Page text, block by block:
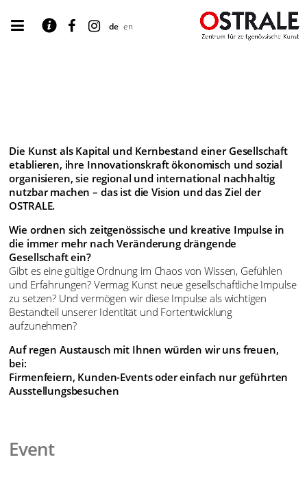
de en
Die Kunst als Kapital und Kernbestand einer Gesellschaft
etablieren, ihre Innovationskraft ökonomisch und sozial
organisieren, sie regional und international nachhaltig
nutzbar machen – das ist die Vision und das Ziel der
OSTRALE.
Wie ordnen sich zeitgenössische und kreative Impulse in
die immer mehr nach Veränderung drängende
Gesellschaft ein?
Gibt es eine gültige Ordnung im Chaos von Wissen, Gefühlen
und Erfahrungen? Vermag Kunst neue gesellschaftliche Impulse
zu setzen? Und vermögen wir diese Impulse als wichtigen
Bestandteil unserer Identität und Fortentwicklung
aufzunehmen?
Auf regen Austausch mit Ihnen würden wir uns freuen,
bei:
Firmenfeiern, Kunden-Events oder einfach nur geführten
Ausstellungsbesuchen
Event